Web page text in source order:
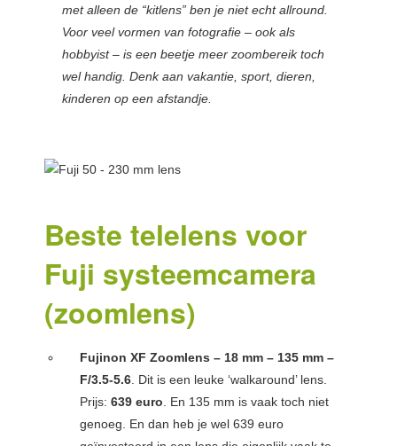
met alleen de “kitlens” ben je niet echt allround.
Voor veel vormen van fotografie – ook als
hobbyist – is een beetje meer zoombereik toch
wel handig. Denk aan vakantie, sport, dieren,
kinderen op een afstandje.
Beste telelens voor
Fuji systeemcamera
(zoomlens)
Fujinon XF Zoomlens – 18 mm – 135 mm –
F/3.5-5.6 . Dit is een leuke ‘walkaround’ lens.
Prijs:639 euro . En 135 mm is vaak toch niet
genoeg. En dan heb je wel 639 euro